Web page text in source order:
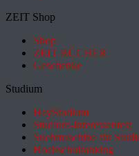
ZEIT Shop
Shop
ZEIT BÜCHER
Geschenke
Studium
HeyStudium
Studium-Interessentest
Suchmaschine für
Hochschulranking